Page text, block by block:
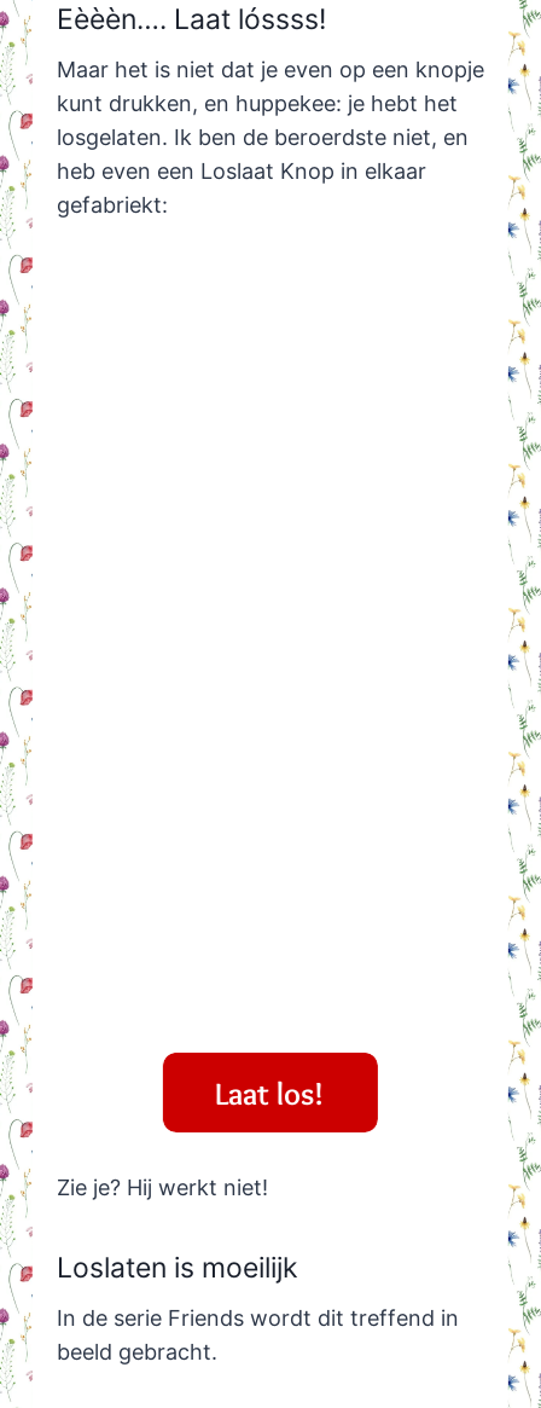
Eèèèn…. Laat lóssss!
Maar het is niet dat je even op een knopje
kunt drukken, en huppekee: je hebt het
losgelaten. Ik ben de beroerdste niet, en
heb even een Loslaat Knop in elkaar
gefabriekt:
Zie je? Hij werkt niet!
Loslaten is moeilijk
In de serie Friends wordt dit treffend in
beeld gebracht.